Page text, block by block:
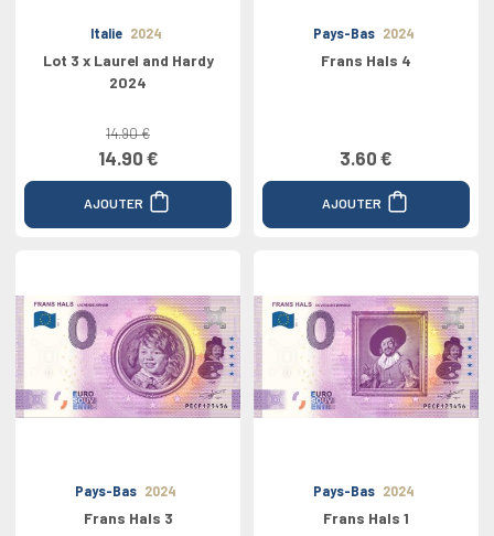
Italie 2024
Lot 3 x Laurel and Hardy
2024
14.90 €
14.90 €
AJOUTER
Pays-Bas 2024
Frans Hals 4
3.60 €
AJOUTER
Pays-Bas 2024
Frans Hals 3
Pays-Bas 2024
Frans Hals 1